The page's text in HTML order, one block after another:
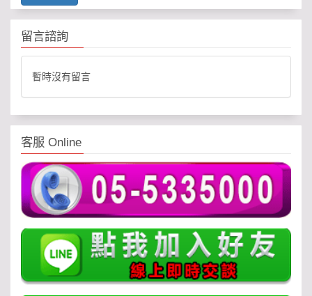
留言諮詢
暫時沒有留言
客服 Online